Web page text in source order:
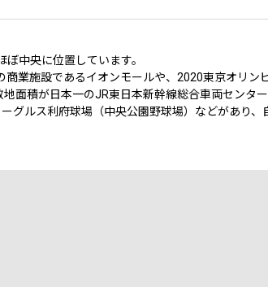
中央に位置しています。
業施設であるイオンモールや、2020東京オリン
面積が日本一のJR東日本新幹線総合車両センタ
グルス利府球場（中央公園野球場）などがあり、